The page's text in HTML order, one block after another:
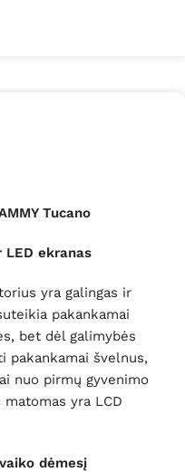
Tucano
ekranas
yra galingas ir
pakankamai
bet dėl galimybės
pakankamai švelnus,
nuo pirmų gyvenimo
yra LCD
dėmesį